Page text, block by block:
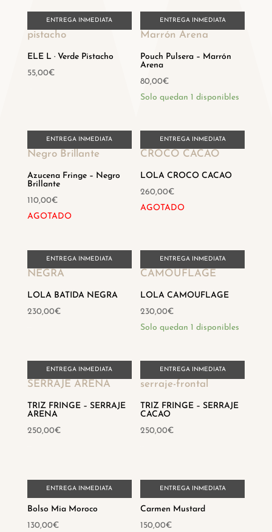
ENTREGA INMEDIATA
ELE L · Verde Pistacho
55,00€
ENTREGA INMEDIATA
Pouch Pulsera – Marrón
Arena
80,00€
Solo quedan 1 disponibles
ENTREGA INMEDIATA
Azucena Fringe – Negro
Brillante
110,00€
AGOTADO
ENTREGA INMEDIATA
LOLA CROCO CACAO
260,00€
AGOTADO
ENTREGA INMEDIATA
LOLA BATIDA NEGRA
230,00€
ENTREGA INMEDIATA
LOLA CAMOUFLAGE
230,00€
Solo quedan 1 disponibles
ENTREGA INMEDIATA
TRIZ FRINGE – SERRAJE
ARENA
250,00€
ENTREGA INMEDIATA
TRIZ FRINGE – SERRAJE
CACAO
250,00€
ENTREGA INMEDIATA
Bolso Mia Moroco
130,00€
ENTREGA INMEDIATA
Carmen Mustard
150,00€